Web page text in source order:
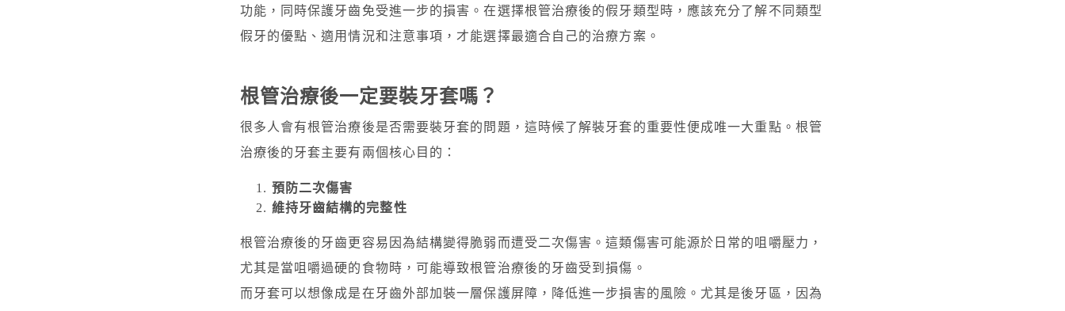
功能，同時保護牙齒免受進一步的損害。在選擇根管治療後的假牙類型時，應該充分了解不同類型
假牙的優點、適用情況和注意事項，才能選擇最適合自己的治療方案。
根管治療後一定要裝牙套嗎？
很多人會有根管治療後是否需要裝牙套的問題，這時候了解裝牙套的重要性便成唯一大重點。根管
治療後的牙套主要有兩個核心目的：
預防二次傷害
維持牙齒結構的完整性
根管治療後的牙齒更容易因為結構變得脆弱而遭受二次傷害。這類傷害可能源於日常的咀嚼壓力，
尤其是當咀嚼過硬的食物時，可能導致根管治療後的牙齒受到損傷。
而牙套可以想像成是在牙齒外部加裝一層保護屏障，降低進一步損害的風險。尤其是後牙區，因為